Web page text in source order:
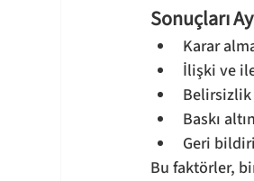
Sonuçları
Karar
İlişki ve
Baskı
Geri
Bu faktörler,